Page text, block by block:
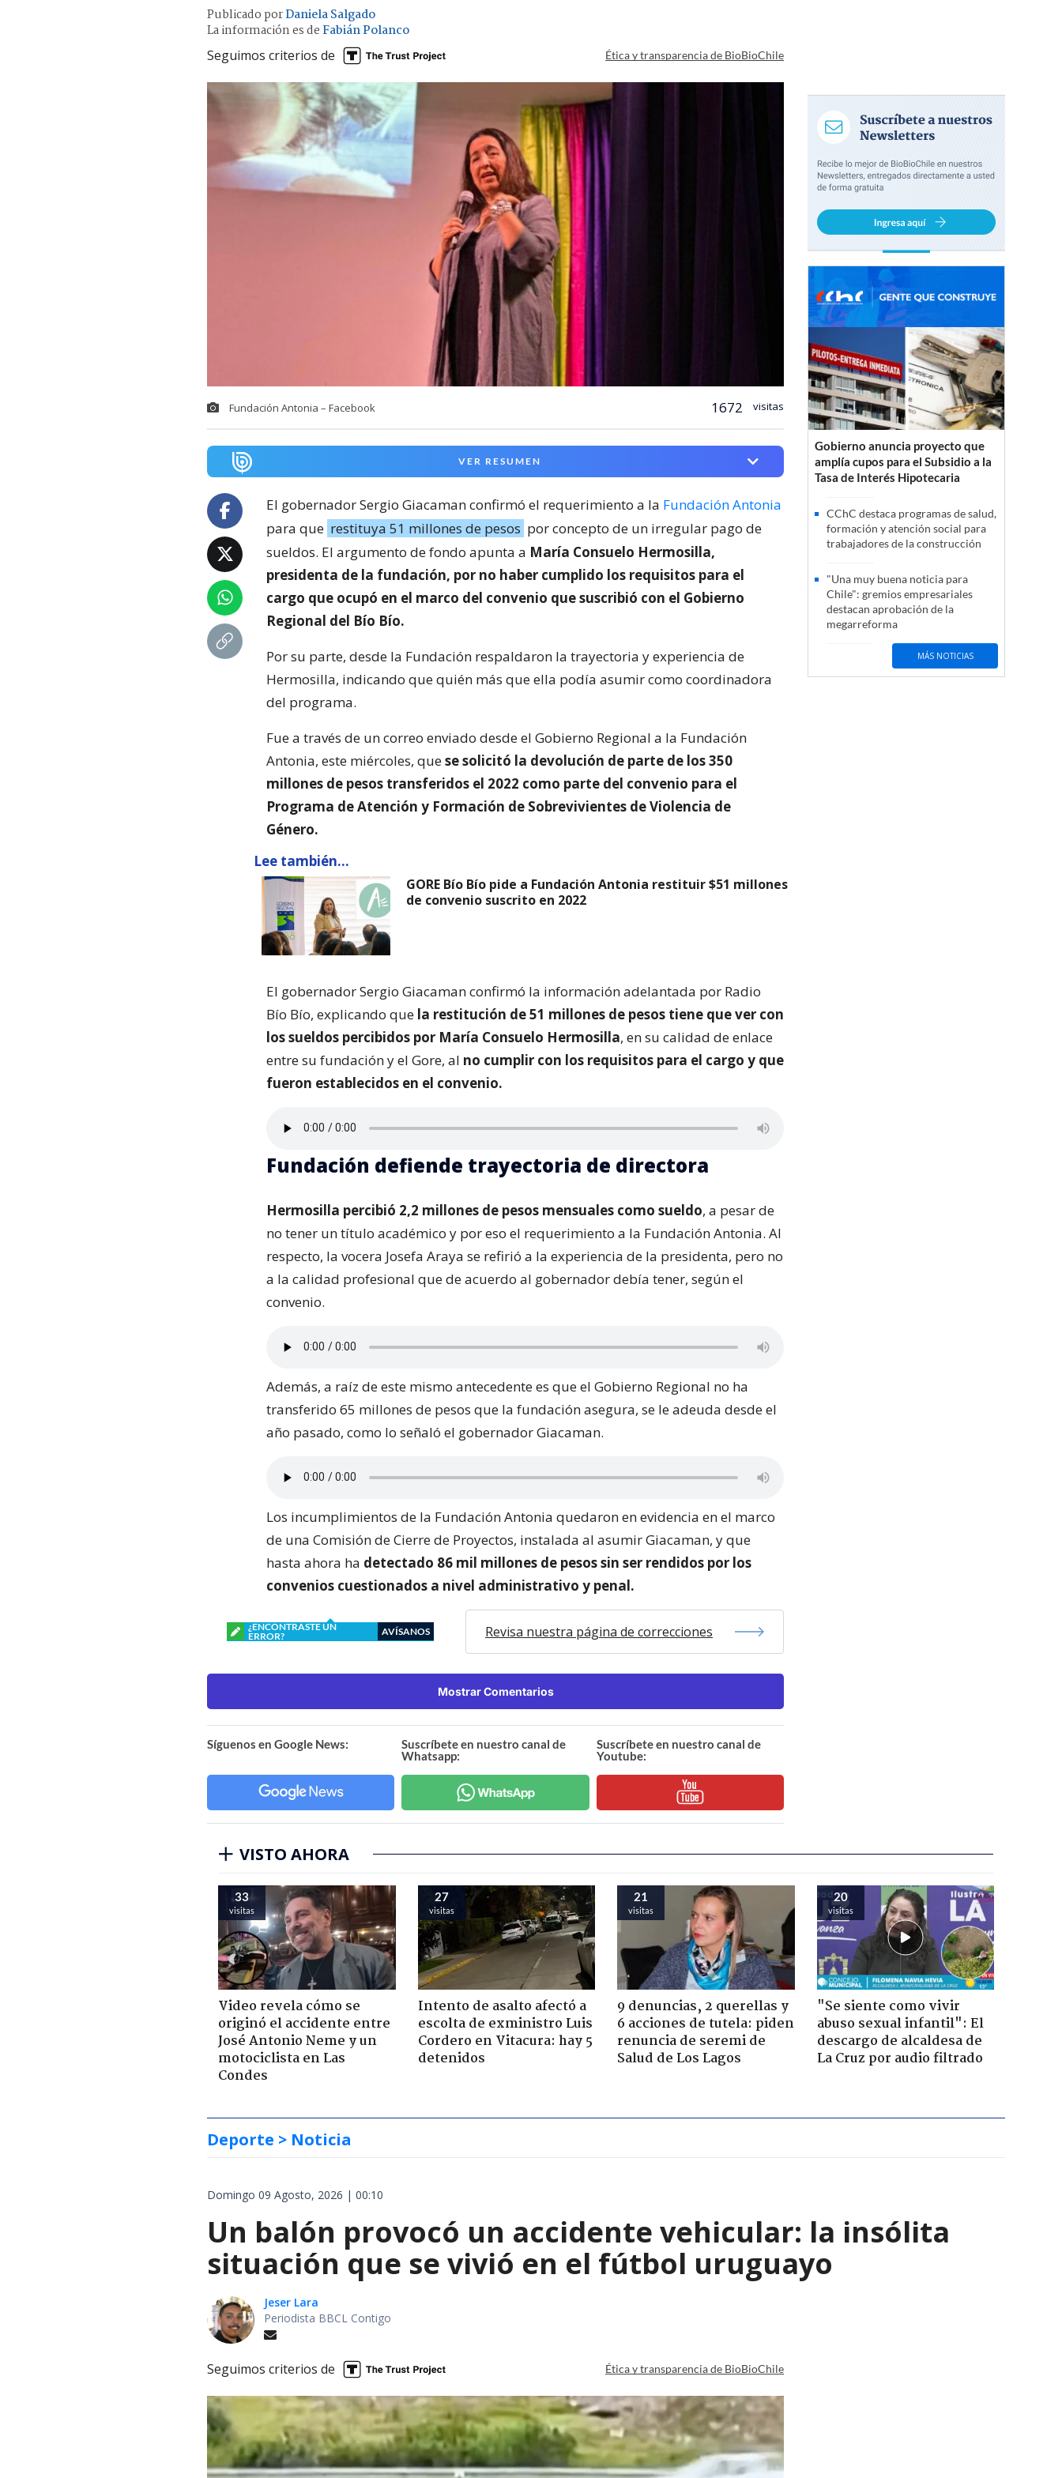
Publicado porDaniela Salgado
La información es de Fabián Polanco
Seguimos criterios de Ética y transparencia de BioBioChile
Fundación Antonia – Facebook 1672 visitas
VER RESUMEN
El gobernador Sergio Giacaman confirmó el requerimiento a la Fundación Antonia
para que restituya 51 millones de pesos por concepto de un irregular pago de
sueldos. El argumento de fondo apunta a María Consuelo Hermosilla,
presidenta de la fundación, por no haber cumplido los requisitos para el
cargo que ocupó en el marco del convenio que suscribió con el Gobierno
Regional del Bío Bío.
Por su parte, desde la Fundación respaldaron la trayectoria y experiencia de
Hermosilla, indicando que quién más que ella podía asumir como coordinadora
del programa.
Fue a través de un correo enviado desde el Gobierno Regional a la Fundación
Antonia, este miércoles, quese solicitó la devolución de parte de los 350
millones de pesos transferidos el 2022 como parte del convenio para el
Programa de Atención y Formación de Sobrevivientes de Violencia de
Género.
Lee también...
GORE Bío Bío pide a Fundación Antonia restituir $51 millones
de convenio suscrito en 2022
El gobernador Sergio Giacaman confirmó la información adelantada por Radio
Bío Bío, explicando que la restitución de 51 millones de pesos tiene que ver con
los sueldos percibidos por María Consuelo Hermosilla, en su calidad de enlace
entre su fundación y el Gore, al no cumplir con los requisitos para el cargo y que
fueron establecidos en el convenio.
Fundación defiende trayectoria de directora
Hermosilla percibió 2,2 millones de pesos mensuales como sueldo, a pesar de
no tener un título académico y por eso el requerimiento a la Fundación Antonia. Al
respecto, la vocera Josefa Araya se refirió a la experiencia de la presidenta, pero no
a la calidad profesional que de acuerdo al gobernador debía tener, según el
convenio.
Además, a raíz de este mismo antecedente es que el Gobierno Regional no ha
transferido 65 millones de pesos que la fundación asegura, se le adeuda desde el
año pasado, como lo señaló el gobernador Giacaman.
Los incumplimientos de la Fundación Antonia quedaron en evidencia en el marco
de una Comisión de Cierre de Proyectos, instalada al asumir Giacaman, y que
hasta ahora ha detectado 86 mil millones de pesos sin ser rendidos por los
convenios cuestionados a nivel administrativo y penal.
¿ENCONTRASTE UN
ERROR?
AVÍSANOS Revisa nuestra página de correcciones
Mostrar Comentarios
Síguenos en Google News:
Suscríbete en nuestro canal de
Whatsapp:
Suscríbete en nuestro canal de
Youtube:
Gobierno anuncia proyecto que
amplía cupos para el Subsidio a la
Tasa de Interés Hipotecaria
CChC destaca programas de salud,
formación y atención social para
trabajadores de la construcción
"Una muy buena noticia para
Chile": gremios empresariales
destacan aprobación de la
megarreforma
MÁS NOTICIAS
VISTO AHORA
33
visitas
Video revela cómo se
originó el accidente entre
José Antonio Neme y un
motociclista en Las
Condes
27
visitas
Intento de asalto afectó a
escolta de exministro Luis
Cordero en Vitacura: hay 5
detenidos
21
visitas
9 denuncias, 2 querellas y
6 acciones de tutela: piden
renuncia de seremi de
Salud de Los Lagos
20
visitas
"Se siente como vivir
abuso sexual infantil": El
descargo de alcaldesa de
La Cruz por audio filtrado
Deporte > Noticia
Domingo 09 Agosto, 2026 | 00:10
Un balón provocó un accidente vehicular: la insólita
situación que se vivió en el fútbol uruguayo
Jeser Lara
Periodista BBCL Contigo
Seguimos criterios de Ética y transparencia de BioBioChile